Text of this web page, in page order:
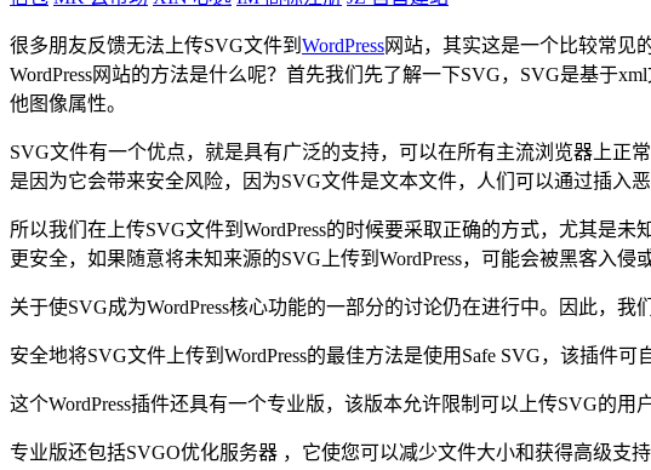
很多朋友反馈无法上传SVG文件到 WordPress网站，其实这是一个比较常见
WordPress网站的方法是什么呢？首先我们先了解一下SVG，SVG是基于
他图像属性。
SVG文件有一个优点，就是具有广泛的支持，可以在所有主流浏览器上正
是因为它会带来安全风险，因为SVG文件是文本文件，人们可以通过插入
所以我们在上传SVG文件到WordPress的时候要采取正确的方式，尤其是
更安全，如果随意将未知来源的SVG上传到WordPress，可能会被黑客入侵
关于使SVG成为WordPress核心功能的一部分的讨论仍在进行中。因此，我
安全地将SVG文件上传到WordPress的最佳方法是使用Safe SVG，该插件
这个WordPress插件还具有一个专业版，该版本允许限制可以上传SVG的
专业版还包括SVGO优化服务器 ，它使您可以减少文件大小和获得高级支持